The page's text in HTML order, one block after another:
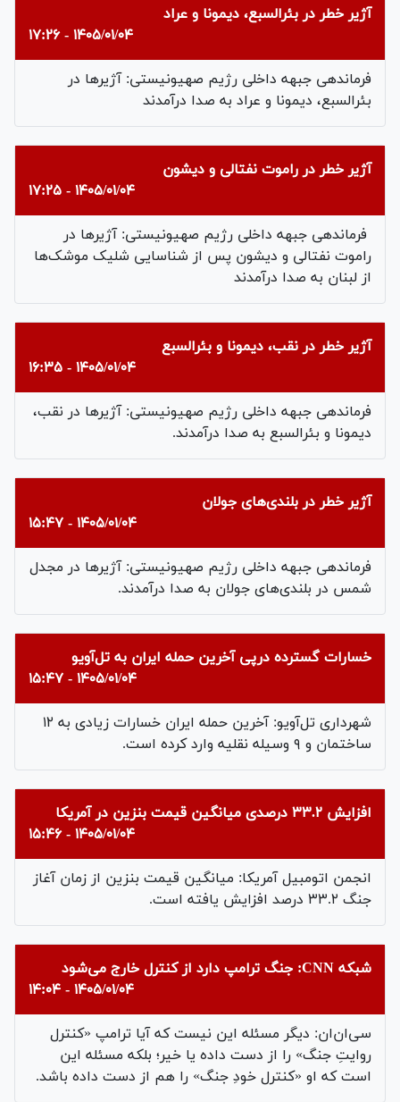
آژیر خطر در بئرالسبع، دیمونا و عراد
۱۴۰۵/۰۱/۰۴ - ۱۷:۲۶
فرماندهی جبهه داخلی رژیم صهیونیستی: آژیرها در
بئرالسبع، دیمونا و عراد به صدا درآمدند
آژیر خطر در راموت نفتالی و دیشون
۱۴۰۵/۰۱/۰۴ - ۱۷:۲۵
فرماندهی جبهه داخلی رژیم صهیونیستی: آژیرها در
راموت نفتالی و دیشون پس از شناسایی شلیک موشک‌ها
از لبنان به صدا درآمدند
آژیر خطر در نقب، دیمونا و بئرالسبع
۱۴۰۵/۰۱/۰۴ - ۱۶:۳۵
فرماندهی جبهه داخلی رژیم صهیونیستی: آژیرها در نقب،
دیمونا و بئرالسبع به صدا درآمدند.
آژیر خطر در بلندی‌های جولان
۱۴۰۵/۰۱/۰۴ - ۱۵:۴۷
فرماندهی جبهه داخلی رژیم صهیونیستی: آژیرها در مجدل
شمس در بلندی‌های جولان به صدا درآمدند.
خسارات گسترده درپی آخرین حمله ایران به تل‌آویو
۱۴۰۵/۰۱/۰۴ - ۱۵:۴۷
شهرداری تل‌آویو: آخرین حمله ایران خسارات زیادی به ۱۲
ساختمان و ۹ وسیله نقلیه وارد کرده است.
افزایش ۳۳.۲ درصدی میانگین قیمت بنزین در آمریکا
۱۴۰۵/۰۱/۰۴ - ۱۵:۴۶
انجمن اتومبیل آمریکا: میانگین قیمت بنزین از زمان آغاز
جنگ ۳۳.۲ درصد افزایش یافته است.
شبکه CNN: جنگ ترامپ دارد از کنترل خارج می‌شود
۱۴۰۵/۰۱/۰۴ - ۱۴:۰۴
سی‌ان‌ان: دیگر مسئله این نیست که آیا ترامپ «کنترل
روایتِ جنگ» را از دست داده یا خیر؛ بلکه مسئله این
است که او «کنترل خودِ جنگ» را هم از دست داده باشد.